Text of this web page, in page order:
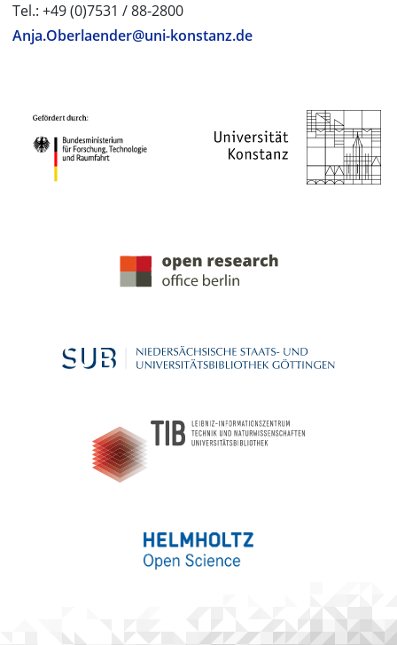
Tel.: +49 (0)7531 / 88-2800
Anja.Oberlaender@uni-konstanz.de